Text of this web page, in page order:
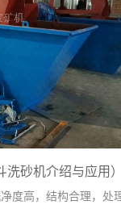
洗砂机介绍与应用
度高，结构合理，处